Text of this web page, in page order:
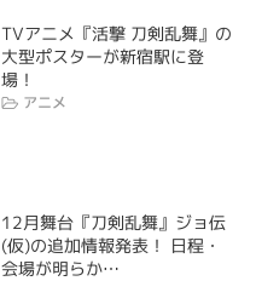
TVアニメ『活撃 刀剣乱舞』の
大型ポスターが新宿駅に登
場！
アニメ
12月舞台『刀剣乱舞』ジョ伝
(仮)の追加情報発表！ 日程・
会場が明らか…